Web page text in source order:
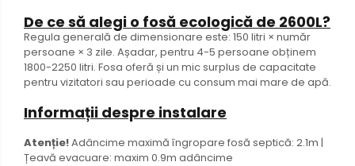
De ce să alegi o fosă ecologică de 2600L?
Regula generală de dimensionare este: 150 litri × număr
persoane × 3 zile. Așadar, pentru 4-5 persoane obținem
1800-2250 litri. Fosa oferă și un mic surplus de capacitate
pentru vizitatori sau perioade cu consum mai mare de apă.
Informații despre instalare
Atenție!Adâncime maximă îngropare fosă septică: 2.1m |
Țeavă evacuare: maxim 0.9m adâncime